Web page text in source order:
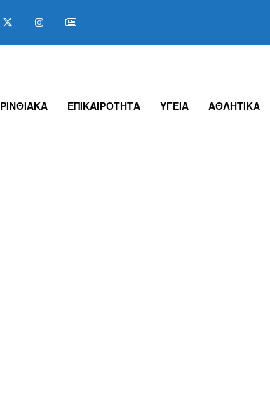
ΕΠΙΚΑΙΡΟΤΗΤΑ ΥΓΕΙΑ ΑΘΛΗΤΙΚΑ